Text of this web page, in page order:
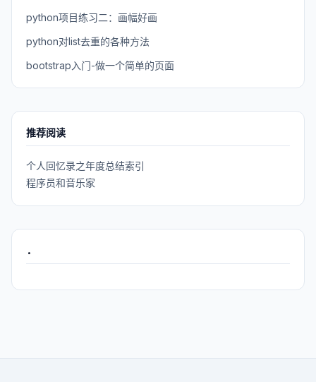
python项目练习二：画幅好画
python对list去重的各种方法
bootstrap入门-做一个简单的页面
推荐阅读
个人回忆录之年度总结索引
程序员和音乐家
.